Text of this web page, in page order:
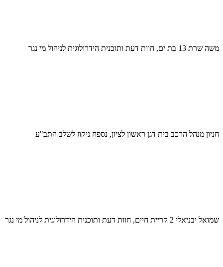
משה שרת 13 בת ים, חוות דעת ותוכנית הידרולוגית לניהול מי נגר
חניון מנהל הרכב בית דגן ראשון לציון, נספח ניקוז לשלב התב"ע
שמואל יבניאלי 2 קריית חיים, חוות דעת ותוכנית הידרולוגית לניהול מי נגר